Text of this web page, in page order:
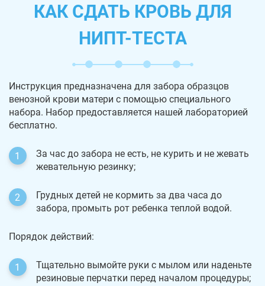
КАК СДАТЬ КРОВЬ ДЛЯ
НИПТ-ТЕСТА
Инструкция предназначена для забора образцов
венозной крови матери с помощью специального
набора. Набор предоставляется нашей лабораторией
бесплатно.
За час до забора не есть, не курить и не жевать
жевательную резинку;
Грудных детей не кормить за два часа до
забора, промыть рот ребенка теплой водой.
Порядок действий:
Тщательно вымойте руки с мылом или наденьте
резиновые перчатки перед началом процедуры;